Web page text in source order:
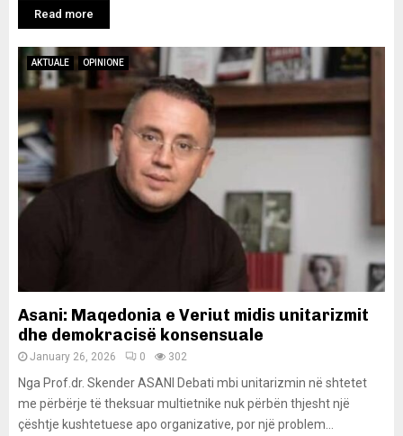
Read more
AKTUALE OPINIONE
Asani: Maqedonia e Veriut midis unitarizmit
dhe demokracisë konsensuale
January 26, 2026 0 302
Nga Prof.dr. Skender ASANI Debati mbi unitarizmin në shtetet
me përbërje të theksuar multietnike nuk përbën thjesht një
çështje kushtetuese apo organizative, por një problem...